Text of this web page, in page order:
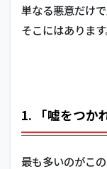
単なる悪意だけ
そこにはあります
1. 「嘘をつか
最も多いのがこ